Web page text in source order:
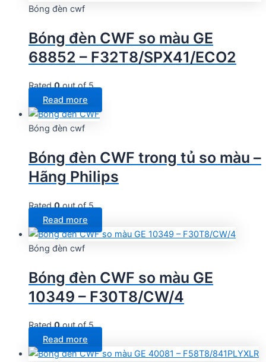
Bóng đèn cwf
Bóng đèn CWF so màu GE
68852 – F32T8/SPX41/ECO2
Rated0out of 5
Read more
Bóng đèn cwf
Bóng đèn CWF trong tủ so màu –
Hãng Philips
Rated0out of 5
Read more
Bóng đèn cwf
Bóng đèn CWF so màu GE
10349 – F30T8/CW/4
Rated0out of 5
Read more